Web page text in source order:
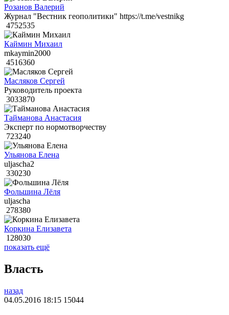
Розанов Валерий
Журнал "Вестник геополитики" https://t.me/vestnikg
4752535
Каймин Михаил
mkaymin2000
4516360
Масляков Сергей
Руководитель проекта
3033870
Тайманова Анастасия
Эксперт по нормотворчеству
723240
Ульянова Елена
uljascha2
330230
Фольшина Лёля
uljascha
278380
Коркина Елизавета
128030
показать ещё
Власть
назад
04.05.2016 18:15 15044